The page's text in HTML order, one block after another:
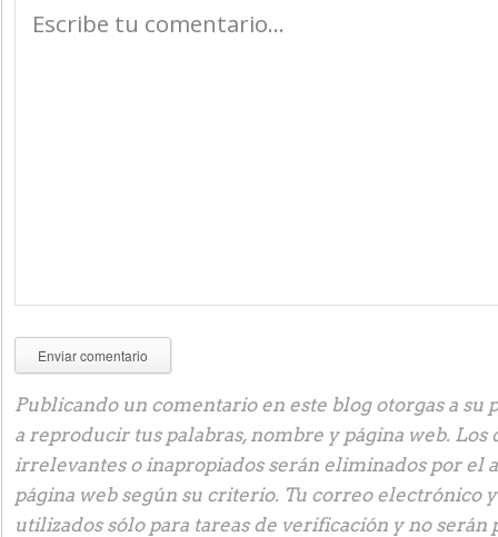
Publicando un comentario en este blog otorgas a su
a reproducir tus palabras, nombre y página web. Los
irrelevantes o inapropiados serán eliminados por el
página web según su criterio. Tu correo electrónico
utilizados sólo para tareas de verificación y no serán